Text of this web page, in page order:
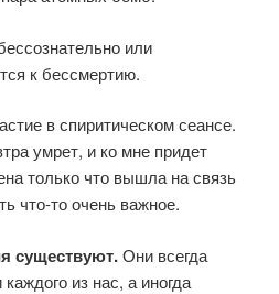
или
к бессмертию.
в спиритическом сеансе.
умрет, и ко мне придет
только что вышла на связь
что-то очень важное.
существуют.Они всегда
из нас, а иногда